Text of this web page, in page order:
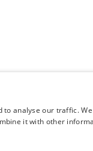
to analyse our traffic.
it with other